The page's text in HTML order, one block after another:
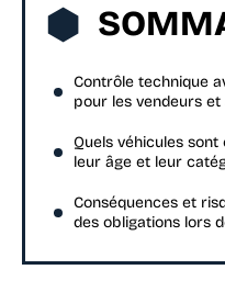
Contrôle technique
pour les vendeurs et
Quels véhicules
leur âge et leur
Conséquences et
des obligations lors